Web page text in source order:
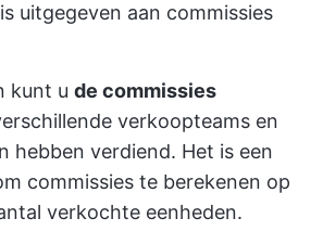
uitgegeven aan commissies
kunt u de commissies
verkoopteams en
hebben verdiend. Het is een
commissies te berekenen op
verkochte eenheden.